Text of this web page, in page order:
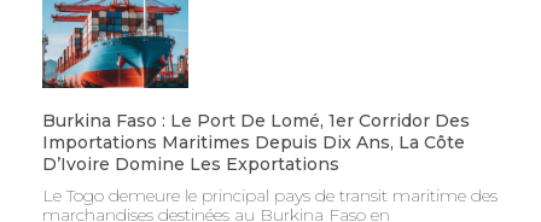
Burkina Faso : Le Port De Lomé, 1er Corridor Des
Importations Maritimes Depuis Dix Ans, La Côte
D’Ivoire Domine Les Exportations
Le Togo demeure le principal pays de transit maritime des
marchandises destinées au Burkina Faso en